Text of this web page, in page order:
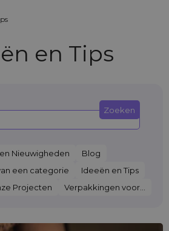
en Tips
Zoeken
Nieuwigheden
Blog
een categorie
Ideeën en Tips
Projecten Verpakkingen voor...